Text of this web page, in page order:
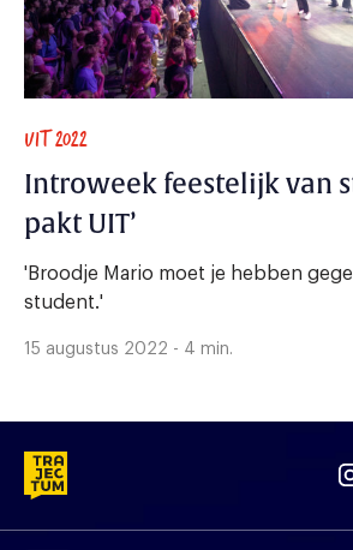
UIT 2022
Introweek feestelijk van
pakt UIT’
'Broodje Mario moet je hebben
student.'
15 augustus 2022 - 4 min.